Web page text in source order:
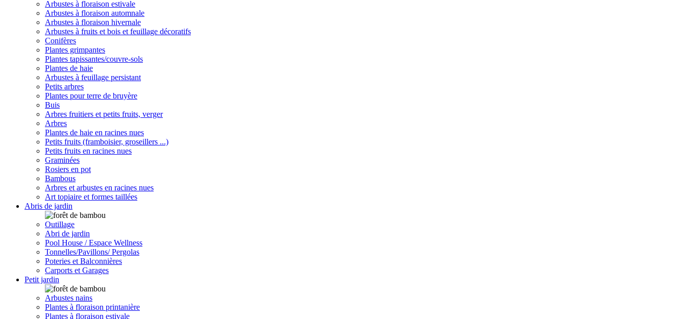
Arbustes à floraison estivale
Arbustes à floraison automnale
Arbustes à floraison hivernale
Arbustes à fruits et bois et feuillage décoratifs
Conifères
Plantes grimpantes
Plantes tapissantes/couvre-sols
Plantes de haie
Arbustes à feuillage persistant
Petits arbres
Plantes pour terre de bruyère
Buis
Arbres fruitiers et petits fruits, verger
Arbres
Plantes de haie en racines nues
Petits fruits (framboisier, groseillers ...)
Petits fruits en racines nues
Graminées
Rosiers en pot
Bambous
Arbres et arbustes en racines nues
Art topiaire et formes taillées
Abris de jardin
Outillage
Abri de jardin
Pool House / Espace Wellness
Tonnelles/Pavillons/ Pergolas
Poteries et Balconnières
Carports et Garages
Petit jardin
Arbustes nains
Plantes à floraison printanière
Plantes à floraison estivale